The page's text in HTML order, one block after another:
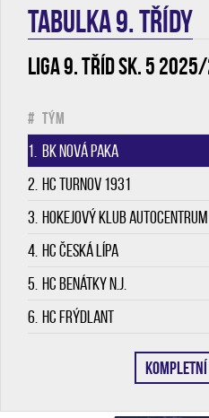
TABULKA 9. třídy
Liga 9. tříd sk. 5
# Tým
1. BK Nová Paka
2. HC Turnov 1931
3. Hokejový klub Autocentrum
4. HC Česká Lípa
5. HC Benátky n.J.
6. HC Frýdlant